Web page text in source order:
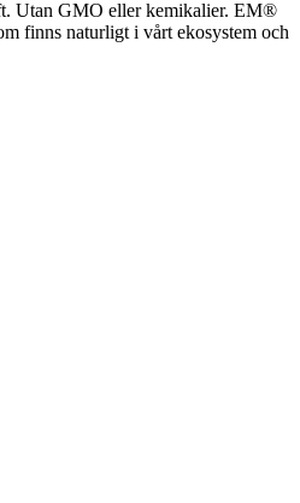
Utan GMO eller kemikalier. EM®
finns naturligt i vårt ekosystem och